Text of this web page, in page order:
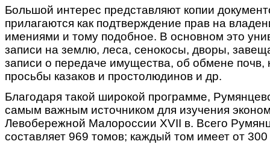
Большой интерес представляют копии
прилагаются как подтверждение прав на
имениями и тому подобное. В основном это
записи на землю, леса, сенокосы, дворы,
записи о передаче имущества, об обмене почв,
просьбы казаков и простолюдинов и др.
Благодаря такой широкой программе,
самым важным источником для изучения
Левобережной Малороссии XVII в. Всего
составляет 969 томов; каждый том имеет от